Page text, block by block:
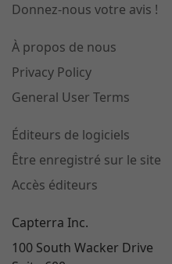
Donnez-nous votre avis !
À propos de nous
Privacy Policy
General User Terms
Éditeurs de logiciels
Être enregistré sur le site
Accès éditeurs
Capterra Inc.
100 South Wacker Drive